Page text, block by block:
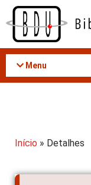
Acessar
conteúdo
Menu
Início » Detalhes